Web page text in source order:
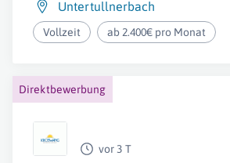
Untertullnerbach
Vollzeit ab 2.400€ pro Monat
Direktbewerbung
vor 3 T